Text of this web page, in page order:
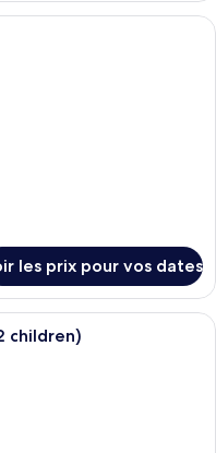
chambre d’hôtel avec deux lits,
les prix pour vos dates
chambre d’hôtel avec deux lits,
children)